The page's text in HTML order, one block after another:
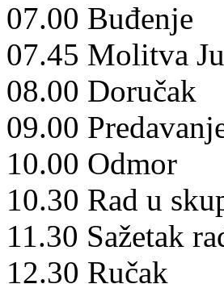
07.00 Buđenje
07.45 Molitva
08.00 Doručak
09.00
10.00 Odmor
10.30 Rad u
11.30 Sažetak
12.30 Ručak